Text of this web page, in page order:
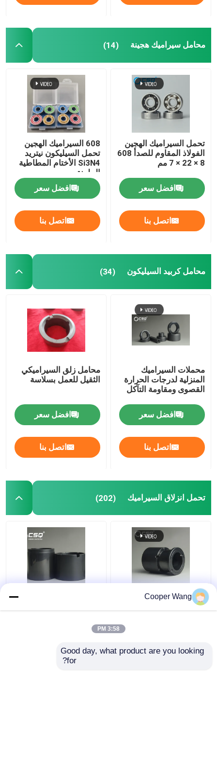
محامل سيراميك هجينة (14)
تحمل السيراميك الهجين
الفولاذ المقاوم للصدأ 608
8 × 22 × 7 مم
افضل سعر
اتصل بنا
608 السيراميك الهجين
تحمل السيليكون نيتريد
Si3N4 الأختام المطاطية
الملونة
افضل سعر
اتصل بنا
محامل كربيد السيليكون (34)
محملات السيراميك
المنزلية لدرجات الحرارة
القصوى ومقاومة التآكل
افضل سعر
اتصل بنا
محامل زلق السيراميكي
الثقيل للعمل بسلاسة
افضل سعر
اتصل بنا
تحمل انزلاق السيراميك (202)
المضخات مصنعي محامل
انزلاقية من السيراميك
الضغط كربيد السيليكون
متكلس
Cooper Wang
3:58 PM
Good day, what product are you looking
for?